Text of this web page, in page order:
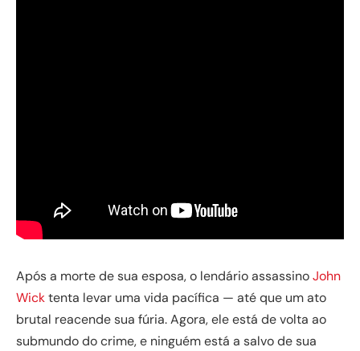
Após a morte de sua esposa, o lendário assassinoJohn
Wicktenta levar uma vida pacífica — até que um ato
brutal reacende sua fúria. Agora, ele está de volta ao
submundo do crime, e ninguém está a salvo de sua